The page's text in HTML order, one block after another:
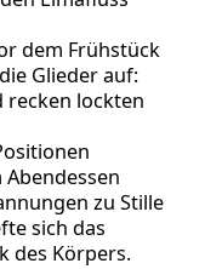
dem Frühstück
Glieder auf:
recken lockten
zu Stille
sich das
des Körpers.